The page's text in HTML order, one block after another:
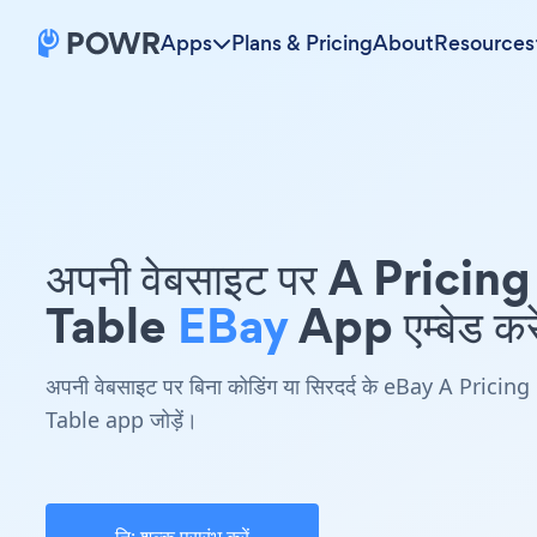
Apps Plans & PricingAboutResources
अपनी वेबसाइट पर A Pricing
Table EBayApp एम्बेड
अपनी वेबसाइट पर बिना कोडिंग या सिरदर्द के eBay A Pricing
Table app जोड़ें।